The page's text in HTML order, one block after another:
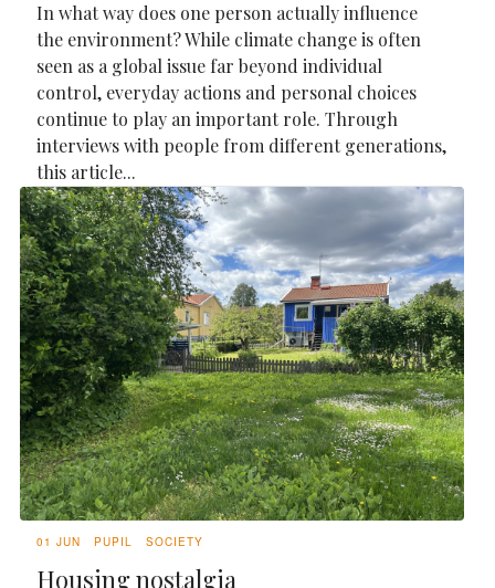
In what way does one person actually influence
the environment? While climate change is often
seen as a global issue far beyond individual
control, everyday actions and personal choices
continue to play an important role. Through
interviews with people from different generations,
this article...
01 JUN PUPIL SOCIETY
Housing nostalgia